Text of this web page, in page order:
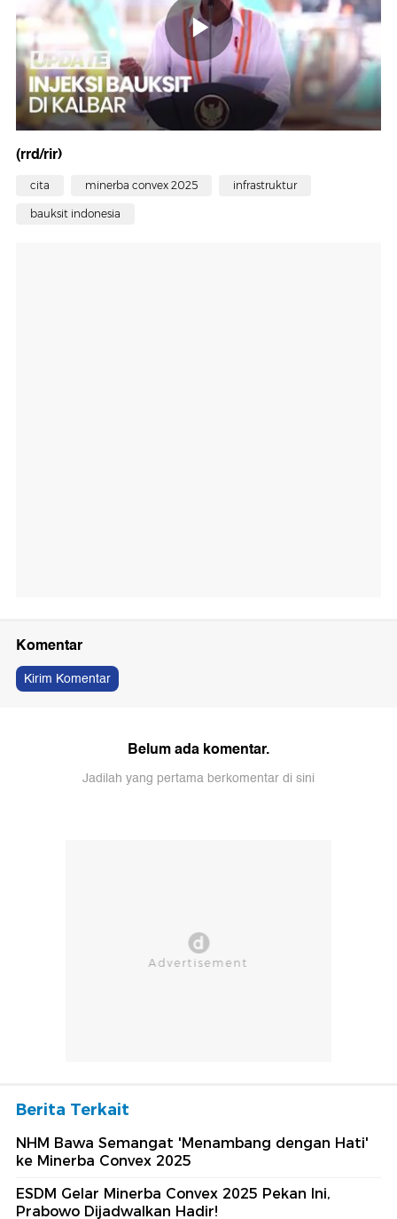
(rrd/rir)
cita minerba convex 2025 infrastruktur
bauksit indonesia
Komentar
Kirim Komentar
Belum ada komentar.
Jadilah yang pertama berkomentar di sini
Berita Terkait
NHM Bawa Semangat 'Menambang dengan Hati'
ke Minerba Convex 2025
ESDM Gelar Minerba Convex 2025 Pekan Ini,
Prabowo Dijadwalkan Hadir!